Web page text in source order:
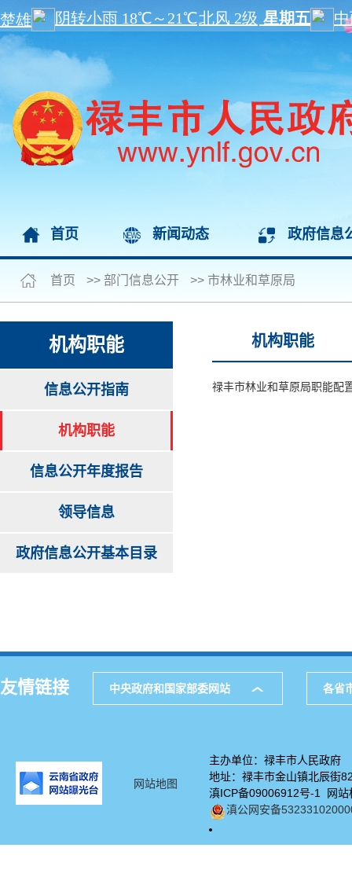
首页 新闻动态 政府信息
首页 >> 部门信息公开 >> 市林业和草原局
机构职能
信息公开指南
机构职能
信息公开年度报告
领导信息
政府信息公开基本目录
机构职能
禄丰市林业和草原局职能配
友情链接 中央政府和国家部委网站 各省
网站地图
主办单位：禄丰市人民政府
地址：禄丰市金山镇北辰
滇ICP备09006912号-1 网
滇公网安备